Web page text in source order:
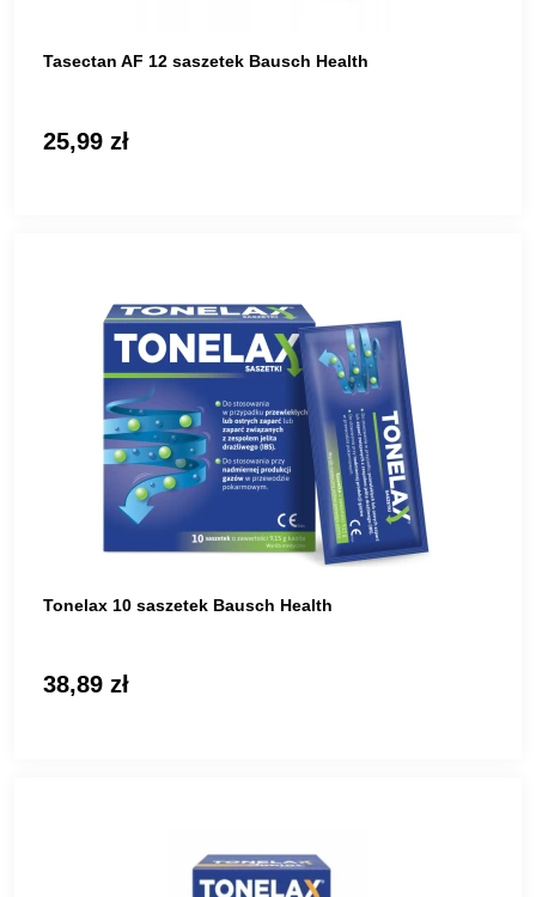
Tasectan AF 12 saszetek Bausch Health
25,99 zł
Tonelax 10 saszetek Bausch Health
38,89 zł